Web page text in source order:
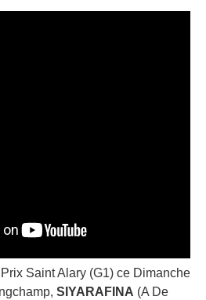
Saint Alary (G1) ce Dimanche
SIYARAFINA (A De